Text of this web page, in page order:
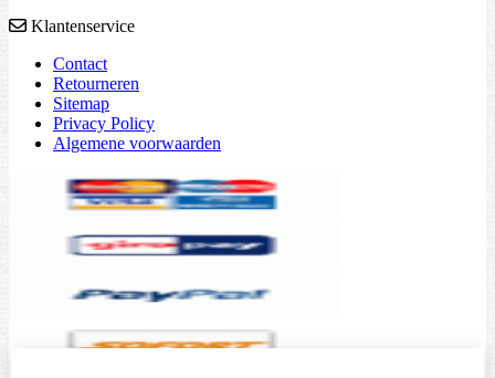
Klantenservice
Contact
Retourneren
Sitemap
Privacy Policy
Algemene voorwaarden